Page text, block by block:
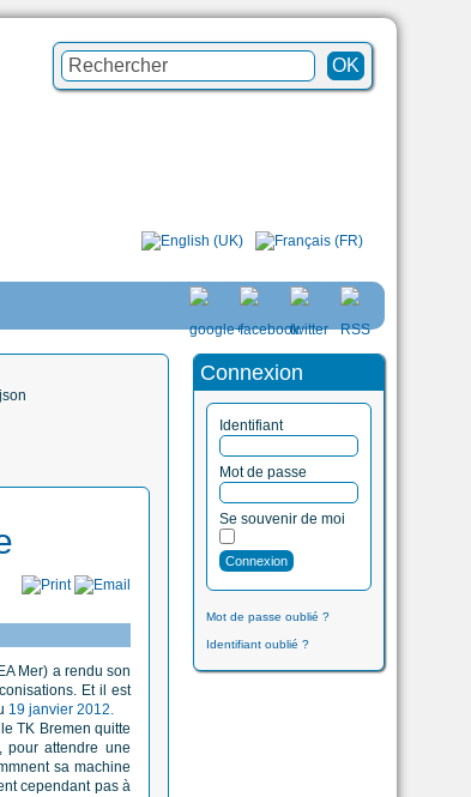
Connexion
Identifiant
Mot de passe
Se souvenir de moi
Mot de passe oublié ?
Identifiant oublié ?
Mer) a rendu son
Et il est
19 janvier 2012.
TK Bremen quitte
pour attendre une
sa machine
cependant pas à